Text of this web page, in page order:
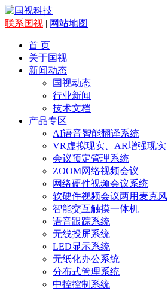
联系国视 | 网站地图
首 页
关于国视
新闻动态
国视动态
行业新闻
技术文档
产品专区
AI语音智能翻译系统
VR虚拟现实、AR增强现实
会议预定管理系统
ZOOM网络视频会议
网络硬件视频会议系统
软硬件视频会议两用麦克风
智能交互触摸一体机
语音跟踪系统
无线投屏系统
LED显示系统
无纸化办公系统
分布式管理系统
中控控制系统